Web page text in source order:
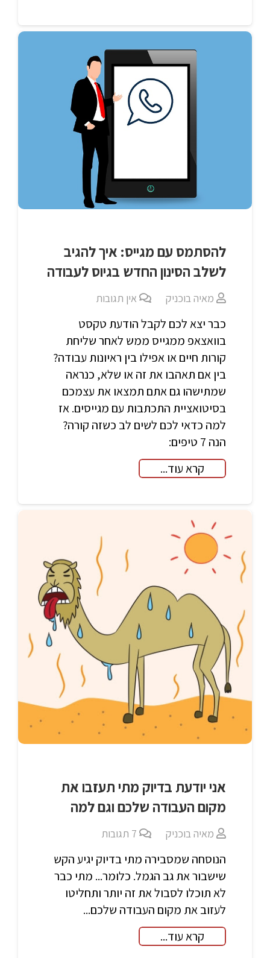
להסתמס עם מגייס: איך להגיב
לשלב הסינון החדש בגיוס לעבודה
מאיה בוכניק אין תגובות
כבר יצא לכם לקבל הודעת טקסט
בוואצאפ ממגייס ממש לאחר שליחת
קורות חיים או אפילו בין ראיונות עבודה?
בין אם תאהבו את זה או שלא, כנראה
שמתישהו גם אתם תמצאו את עצמכם
בסיטואציית התכתבות עם מגייסים. אז
למה כדאי לכם לשים לב כשזה קורה?
הנה 7 טיפים:
קרא עוד...
אני יודעת בדיוק מתי תעזבו את
מקום העבודה שלכם וגם למה
מאיה בוכניק 7 תגובות
הנוסחה שמסבירה מתי בדיוק יגיע הקש
שישבור את גב הגמל. כלומר... מתי כבר
לא תוכלו לסבול את זה יותר ותחליטו
לעזוב את מקום העבודה שלכם...
קרא עוד...